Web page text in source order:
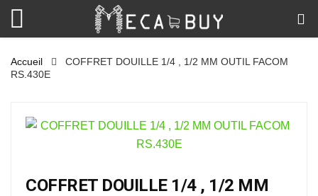
Accueil
COFFRET DOUILLE 1/4 , 1/2 MM OUTIL FACOM
RS.430E
COFFRET DOUILLE 1/4 , 1/2 MM